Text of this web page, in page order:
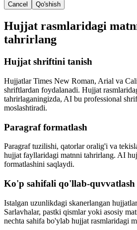
Cancel Qo'shish
Hujjat rasmlaridagi
tahrirlang
Hujjat shriftini tanish
Hujjatlar Times New Roman, Arial va
shriftlardan foydalanadi. Hujjat
tahrirlaganingizda, AI bu professional
moslashtiradi.
Paragraf formatlash
Paragraf tuzilishi, qatorlar oralig'i va
hujjat fayllaridagi matnni tahrirlang. AI
formatlashini saqlaydi.
Ko'p sahifali qo'llab-quvvatlash
Istalgan uzunlikdagi skanerlangan
Sarlavhalar, pastki qismlar yoki asosiy
nechta sahifa bo'ylab hujjat rasmlaridagi